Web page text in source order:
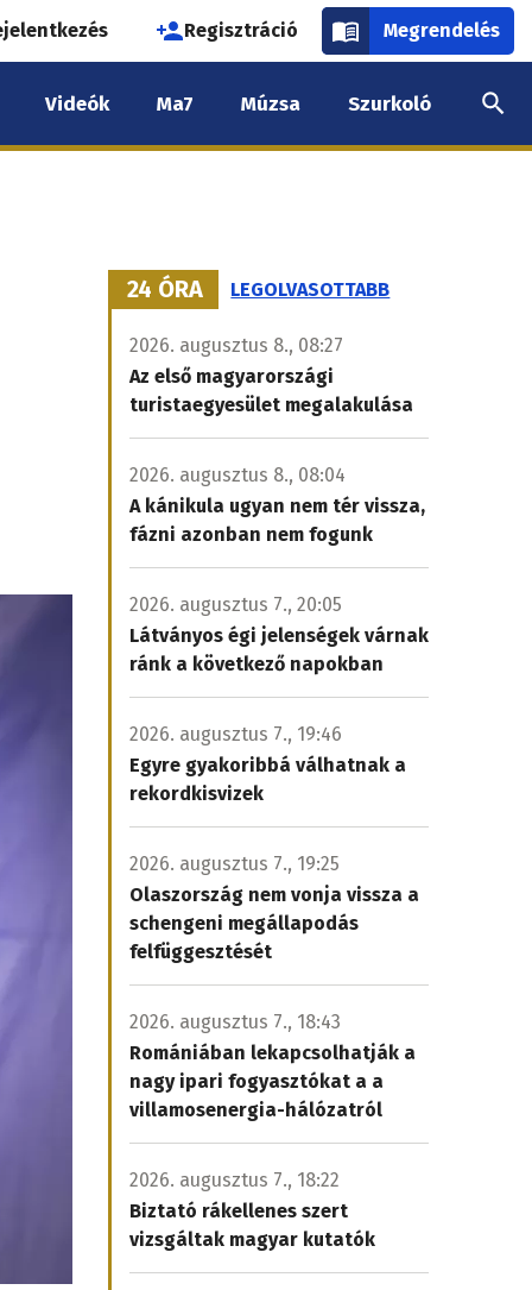
Regisztráció Megrendelés
Videók Ma7 Múzsa Szurkoló
24 ÓRA LEGOLVASOTTABB
2026. augusztus 8., 08:27
Az első magyarországi
turistaegyesület megalakulása
2026. augusztus 8., 08:04
A kánikula ugyan nem tér vissza,
fázni azonban nem fogunk
2026. augusztus 7., 20:05
Látványos égi jelenségek várnak
ránk a következő napokban
2026. augusztus 7., 19:46
Egyre gyakoribbá válhatnak a
rekordkisvizek
2026. augusztus 7., 19:25
Olaszország nem vonja vissza a
schengeni megállapodás
felfüggesztését
2026. augusztus 7., 18:43
Romániában lekapcsolhatják a
nagy ipari fogyasztókat a a
villamosenergia-hálózatról
2026. augusztus 7., 18:22
Biztató rákellenes szert
vizsgáltak magyar kutatók